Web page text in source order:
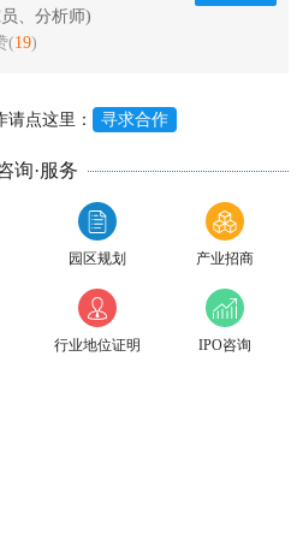
、分析师)
(19)
请点这里： 寻求合作
询·服务
园区规划 产业招商
行业地位证明 IPO咨询